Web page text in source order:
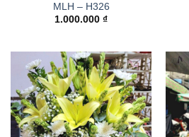
MLH – H326
1.000.000 ₫